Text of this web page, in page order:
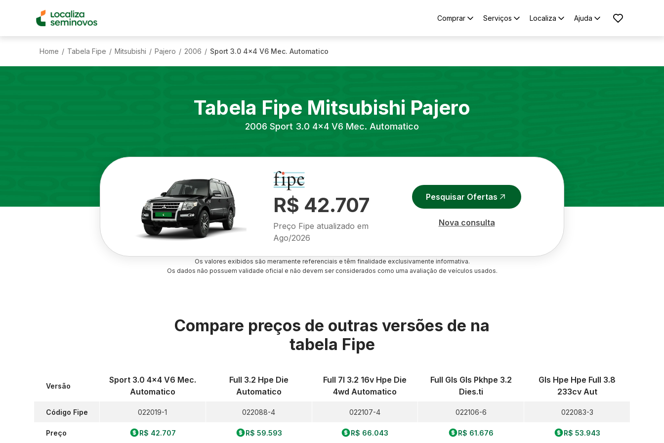
Comprar Serviços Localiza Ajuda
Home / Tabela Fipe / Mitsubishi / Pajero / 2006 / Sport 3.0 4x4 V6 Mec. Automatico
Tabela Fipe Mitsubishi Pajero
2006 Sport 3.0 4x4 V6 Mec. Automatico
R$ 42.707
Preço Fipe atualizado em
Ago/2026
Pesquisar Ofertas
Nova consulta
Os valores exibidos são meramente referenciais e têm finalidade exclusivamente informativa.
Os dados não possuem validade oficial e não devem ser considerados como uma avaliação de veículos usados.
Compare preços de outras versões de na
tabela Fipe
Versão
Código Fipe
Preço
Sport 3.0 4x4 V6 Mec.
Automatico
022019-1
R$ 42.707
Full 3.2 Hpe Die
Automatico
022088-4
R$ 59.593
Full 7l 3.2 16v Hpe Die
4wd Automatico
022107-4
R$ 66.043
Full Gls Gls Pkhpe 3.2
Dies.ti
022106-6
R$ 61.676
Gls Hpe Hpe Full 3.8
233cv Aut
022083-3
R$ 53.943